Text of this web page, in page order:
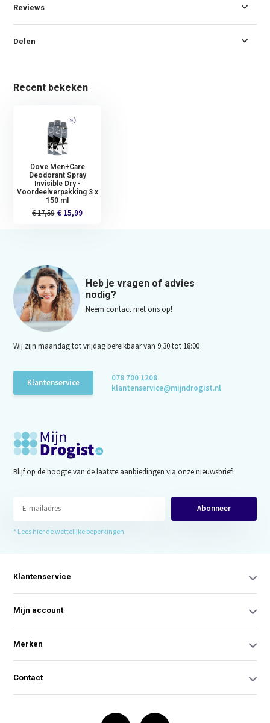
Reviews
Delen
Recent bekeken
Dove Men+Care
Deodorant Spray
Invisible Dry -
Voordeelverpakking 3 x
150 ml
€ 17,59 € 15,99
Heb je vragen of advies
nodig?
Neem contact met ons op!
Wij zijn maandag tot vrijdag bereikbaar van 9:30 tot 18:00
Klantenservice
078 700 1208
klantenservice@mijndrogist.nl
Blijf op de hoogte van de laatste aanbiedingen via onze nieuwsbrief!
Abonneer
* Lees hier de wettelijke beperkingen
Klantenservice
Mijn account
Merken
Contact